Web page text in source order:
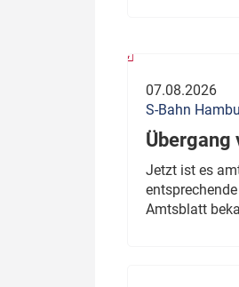
07.08.2026
S-Bahn
Übergang
Jetzt ist es
Amtsblatt